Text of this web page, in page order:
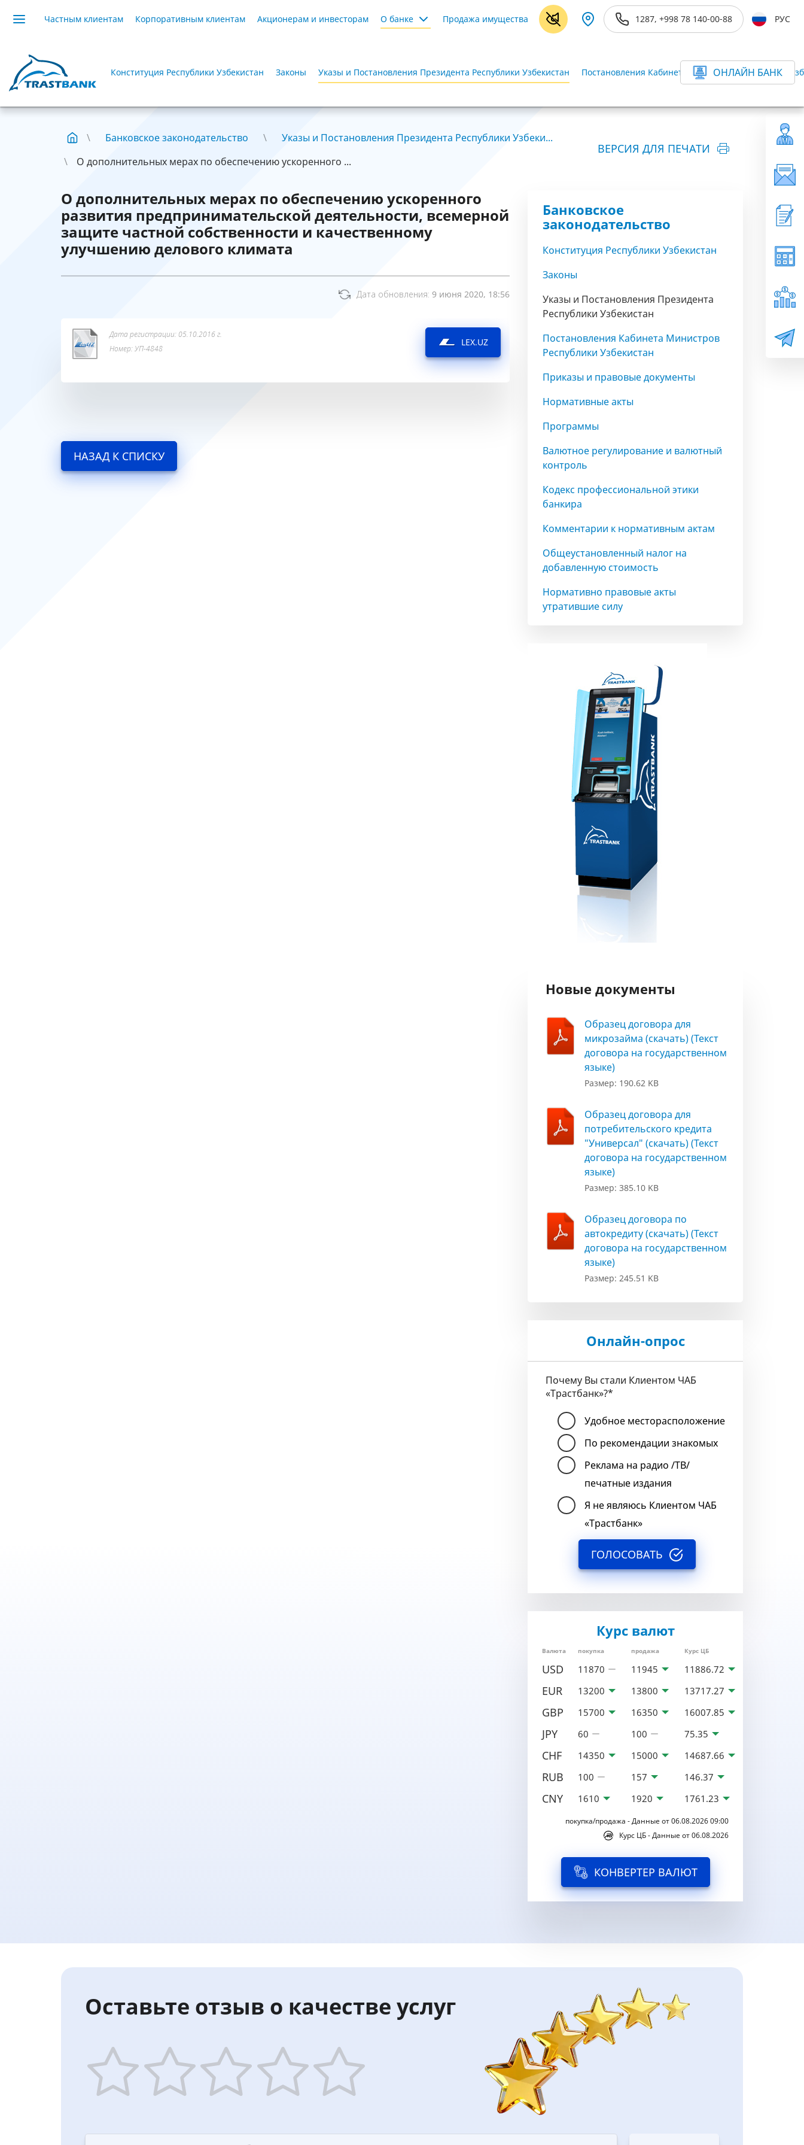
Частным клиентам Корпоративным клиентам Акционерам и инвесторам О банке Продажа имущества 1287, +998 78 140-00-88 РУС
Конституция Республики Узбекистан Законы Указы и Постановления Президента Республики Узбекистан Постановления Кабинета Министров Республики
ОНЛАЙН БАНК
Банковское законодательство
Указы и Постановления Президента Республики Узбеки...
О дополнительных мерах по обеспечению ускоренного ...
ВЕРСИЯ ДЛЯ ПЕЧАТИ
О дополнительных мерах по обеспечению ускоренного
развития предпринимательской деятельности, всемерной
защите частной собственности и качественному
улучшению делового климата
Дата обновления: 9 июня 2020, 18:56
Дата регистрации: 05.10.2016 г.
Номер: УП-4848
LEX.UZ
НАЗАД К СПИСКУ
Банковское
законодательство
Конституция Республики Узбекистан
Законы
Указы и Постановления Президента
Республики Узбекистан
Постановления Кабинета Министров
Республики Узбекистан
Приказы и правовые документы
Нормативные акты
Программы
Валютное регулирование и валютный
контроль
Кодекс профессиональной этики
банкира
Комментарии к нормативным актам
Общеустановленный налог на
добавленную стоимость
Нормативно правовые акты
утратившие силу
Новые документы
Образец договора для
микрозайма (скачать) (Текст
договора на государственном
языке)
Размер: 190.62 KB
Образец договора для
потребительского кредита
"Универсал" (скачать) (Текст
договора на государственном
языке)
Размер: 385.10 KB
Образец договора по
автокредиту (скачать) (Текст
договора на государственном
языке)
Размер: 245.51 KB
Онлайн-опрос
Почему Вы стали Клиентом ЧАБ
«Трастбанк»?*
Удобное месторасположение
По рекомендации знакомых
Реклама на радио /ТВ/
печатные издания
Я не являюсь Клиентом ЧАБ
«Трастбанк»
ГОЛОСОВАТЬ
Курс валют
Валюта покупка продажа Курс ЦБ
USD 11870 11945 11886.72
EUR 13200 13800 13717.27
GBP 15700 16350 16007.85
JPY 60 100 75.35
CHF 14350 15000 14687.66
RUB 100 157 146.37
CNY 1610 1920 1761.23
покупка/продажа - Данные от 06.08.2026 09:00
Курс ЦБ - Данные от 06.08.2026
КОНВЕРТЕР ВАЛЮТ
Оставьте отзыв о качестве услуг